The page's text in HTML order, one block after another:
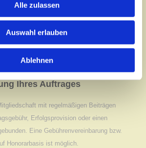
Alle zulassen
Auswahl erlauben
Ablehnen
diese gewährleistet eine intensive
und gibt Raum für individuelle
Ihres Auftrages
mit regelmäßigen Beiträgen
Erfolgsprovision oder einen
Eine Gebührenvereinbarung bzw.
Honorarbasis ist möglich.